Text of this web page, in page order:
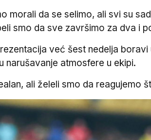
morali da se selimo, ali svi su
smo da sve završimo za dva i
već šest nedelja
narušavanje atmosfere u ekipi.
ali želeli smo da reagujemo